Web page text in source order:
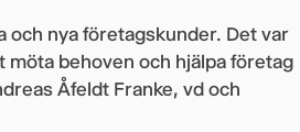
och nya företagskunder. Det var
behoven och hjälpa företag
Åfeldt Franke, vd och